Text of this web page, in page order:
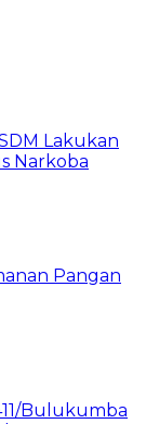
Lakukan
Narkoba
Pangan
Bulukumba